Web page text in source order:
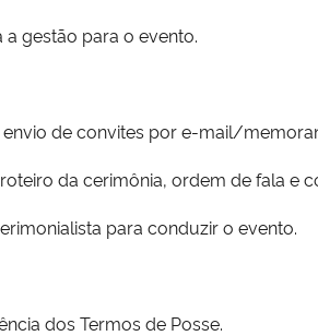
gestão para o evento.
de convites por e-mail/
da cerimônia, ordem de fala e
para conduzir o evento.
dos Termos de Posse.